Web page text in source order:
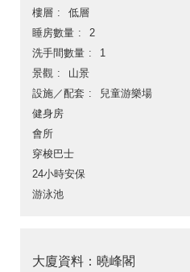
樓層
低層
睡房數量
2
洗手間數量
1
景觀
山景
設施／配套
兒童游樂場
健身房
會所
穿梭巴士
24小時安保
游泳池
大廈資料：曉峰閣